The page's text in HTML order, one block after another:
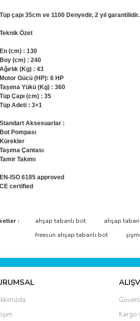
Tüp çapı 35cm ve 1100 Denyedir, 2 yıl garantilidir.
Teknik Özet
En (cm) : 130
Boy (cm) : 240
Ağırlık (Kg) : 43
Motor Gücü (HP): 6 HP
Taşıma Yükü (Kg) : 360
Tüp Çapı (cm) : 35
Tüp Adeti : 3+1
Standart Aksesuarlar :
Bot Pompası
Kürekler
Taşıma Çantası
Tamir Takımı
EN-ISO 6185 approved
CE certified
Görüş ve önerileriniz için teşekkür ederiz.
Ürün açıklamasında eksik bilgiler
Bu ürüne benzer farklı alternatifler olmalı.
: ahşap tabanlı bot ahşap
freesun ahşap tabanlı bot
Kargo